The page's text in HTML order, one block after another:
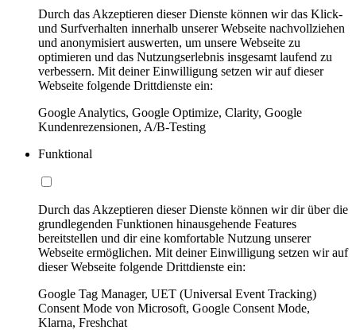
Durch das Akzeptieren dieser Dienste können wir das Klick-
und Surfverhalten innerhalb unserer Webseite nachvollziehen
und anonymisiert auswerten, um unsere Webseite zu
optimieren und das Nutzungserlebnis insgesamt laufend zu
verbessern. Mit deiner Einwilligung setzen wir auf dieser
Webseite folgende Drittdienste ein:
Google Analytics, Google Optimize, Clarity, Google
Kundenrezensionen, A/B-Testing
Funktional
Durch das Akzeptieren dieser Dienste können wir dir über die
grundlegenden Funktionen hinausgehende Features
bereitstellen und dir eine komfortable Nutzung unserer
Webseite ermöglichen. Mit deiner Einwilligung setzen wir auf
dieser Webseite folgende Drittdienste ein:
Google Tag Manager, UET (Universal Event Tracking)
Consent Mode von Microsoft, Google Consent Mode,
Klarna, Freshchat